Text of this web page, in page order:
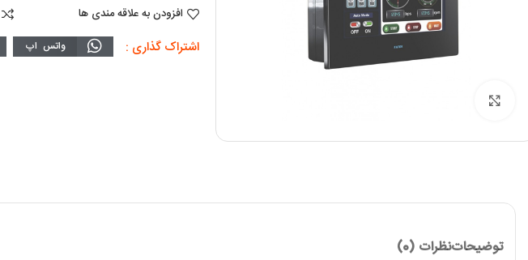
افزودن به علاقه مندی ها
اشتراک گذاری : واتس اپ
توضیحاتنظرات (0)